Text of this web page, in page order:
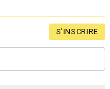
S'INSCRIRE